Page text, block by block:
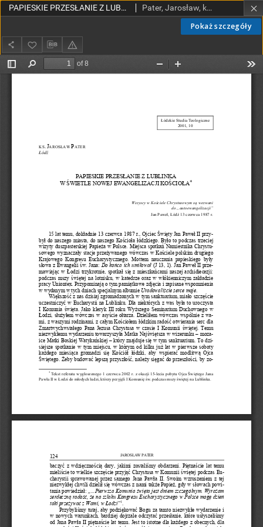
Pokaż szczegóły
PAPIESKIE PRZESŁANIE Z LUBLINKA W ŚWIETLE NOWEJ EWANGELIZACJI KOŚCIOŁA Pater, Jarosław, ks.